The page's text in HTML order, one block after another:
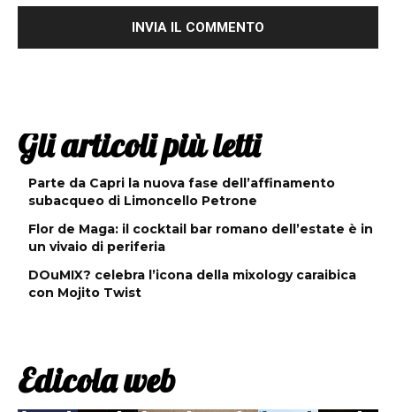
Gli articoli più letti
Parte da Capri la nuova fase dell’affinamento
subacqueo di Limoncello Petrone
Flor de Maga: il cocktail bar romano dell’estate è in
un vivaio di periferia
DOuMIX? celebra l’icona della mixology caraibica
con Mojito Twist
Edicola web